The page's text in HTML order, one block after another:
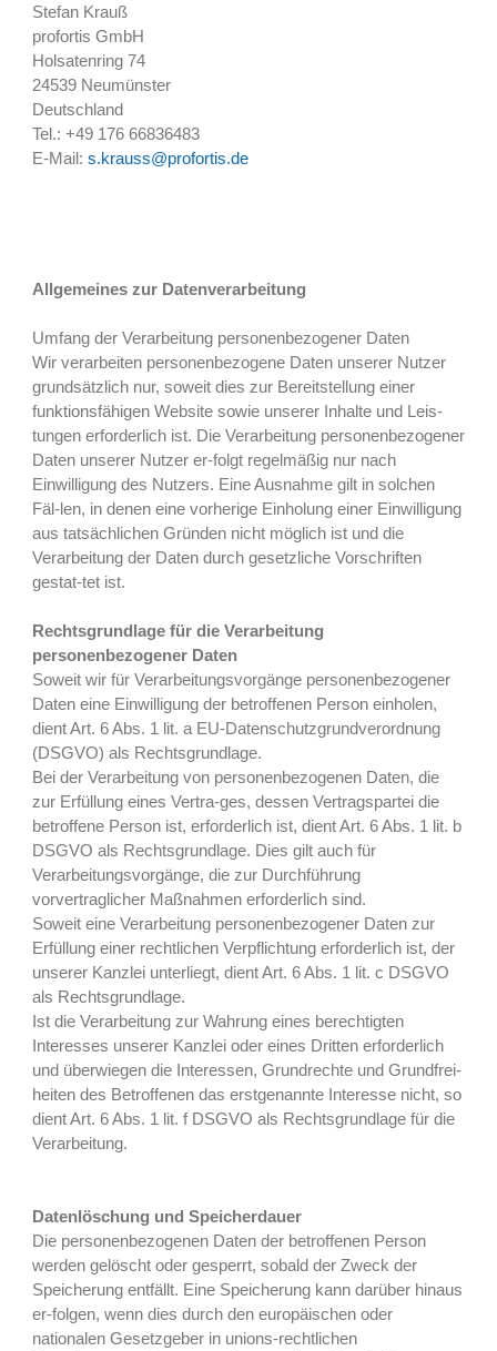
Stefan Krauß
profortis GmbH
Holsatenring 74
24539 Neumünster
Deutschland
Tel.: +49 176 66836483
E-Mail: s.krauss@profortis.de
Allgemeines zur Datenverarbeitung
Umfang der Verarbeitung personenbezogener Daten
Wir verarbeiten personenbezogene Daten unserer Nutzer
grundsätzlich nur, soweit dies zur Bereitstellung einer
funktionsfähigen Website sowie unserer Inhalte und Leis-
tungen erforderlich ist. Die Verarbeitung personenbezogener
Daten unserer Nutzer er-folgt regelmäßig nur nach
Einwilligung des Nutzers. Eine Ausnahme gilt in solchen
Fäl-len, in denen eine vorherige Einholung einer Einwilligung
aus tatsächlichen Gründen nicht möglich ist und die
Verarbeitung der Daten durch gesetzliche Vorschriften
gestat-tet ist.
Rechtsgrundlage für die Verarbeitung
personenbezogener Daten
Soweit wir für Verarbeitungsvorgänge personenbezogener
Daten eine Einwilligung der betroffenen Person einholen,
dient Art. 6 Abs. 1 lit. a EU-Datenschutzgrundverordnung
(DSGVO) als Rechtsgrundlage.
Bei der Verarbeitung von personenbezogenen Daten, die
zur Erfüllung eines Vertra-ges, dessen Vertragspartei die
betroffene Person ist, erforderlich ist, dient Art. 6 Abs. 1 lit. b
DSGVO als Rechtsgrundlage. Dies gilt auch für
Verarbeitungsvorgänge, die zur Durchführung
vorvertraglicher Maßnahmen erforderlich sind.
Soweit eine Verarbeitung personenbezogener Daten zur
Erfüllung einer rechtlichen Verpflichtung erforderlich ist, der
unserer Kanzlei unterliegt, dient Art. 6 Abs. 1 lit. c DSGVO
als Rechtsgrundlage.
Ist die Verarbeitung zur Wahrung eines berechtigten
Interesses unserer Kanzlei oder eines Dritten erforderlich
und überwiegen die Interessen, Grundrechte und Grundfrei-
heiten des Betroffenen das erstgenannte Interesse nicht, so
dient Art. 6 Abs. 1 lit. f DSGVO als Rechtsgrundlage für die
Verarbeitung.
Datenlöschung und Speicherdauer
Die personenbezogenen Daten der betroffenen Person
werden gelöscht oder gesperrt, sobald der Zweck der
Speicherung entfällt. Eine Speicherung kann darüber hinaus
er-folgen, wenn dies durch den europäischen oder
nationalen Gesetzgeber in unions-rechtlichen